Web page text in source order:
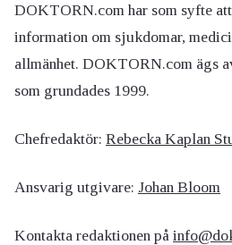
DOKTORN.com har som syfte
information om sjukdomar,
allmänhet. DOKTORN.com ägs
som grundades 1999.
Chefredaktör: Rebecka Kaplan
Ansvarig utgivare: Johan Bloom
Kontakta redaktionen på